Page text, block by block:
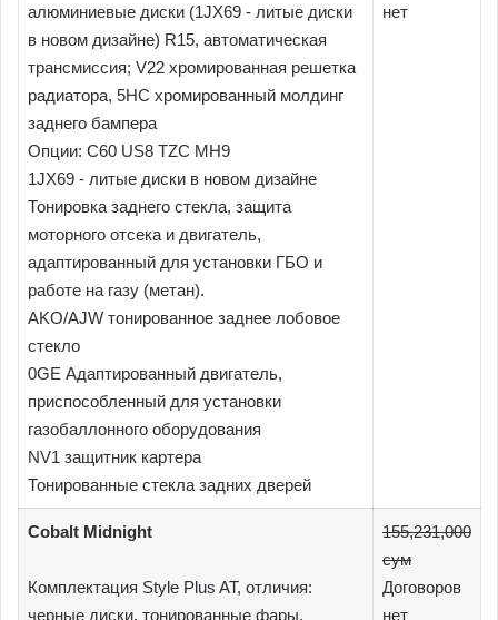
алюминиевые диски (1JX69 - литые диски
в новом дизайне) R15, автоматическая
трансмиссия; V22 хромированная решетка
радиатора, 5HC хромированный молдинг
заднего бампера
Опции: C60 US8 TZC MH9
1JX69 - литые диски в новом дизайне
Тонировка заднего стекла, защита
моторного отсека и двигатель,
адаптированный для установки ГБО и
работе на газу (метан).
AKO/AJW тонированное заднее лобовое
стекло
0GE Адаптированный двигатель,
приспособленный для установки
газобаллонного оборудования
NV1 защитник картера
Тонированные стекла задних дверей
нет
Cobalt Midnight
Комплектация Style Plus AT, отличия:
черные диски, тонированные фары,
155,231,000
сум
Договоров
нет